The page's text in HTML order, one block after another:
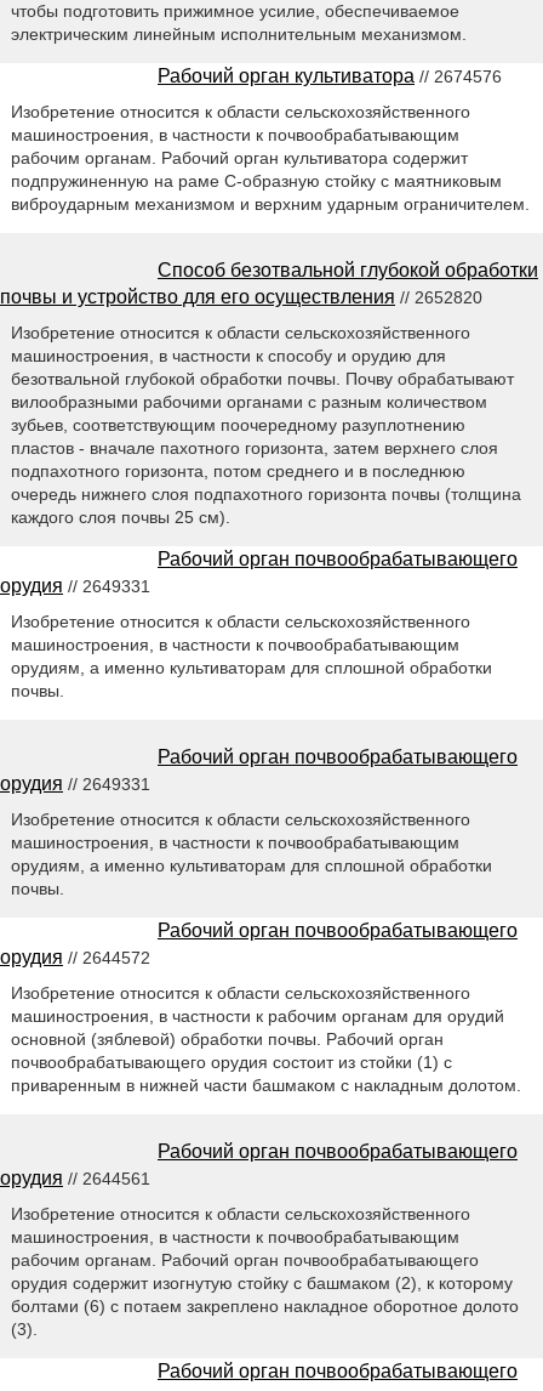
чтобы подготовить прижимное усилие, обеспечиваемое
электрическим линейным исполнительным механизмом.
Рабочий орган культиватора // 2674576
Изобретение относится к области сельскохозяйственного
машиностроения, в частности к почвообрабатывающим
рабочим органам. Рабочий орган культиватора содержит
подпружиненную на раме С-образную стойку с маятниковым
виброударным механизмом и верхним ударным ограничителем.
Способ безотвальной глубокой обработки
почвы и устройство для его осуществления // 2652820
Изобретение относится к области сельскохозяйственного
машиностроения, в частности к способу и орудию для
безотвальной глубокой обработки почвы. Почву обрабатывают
вилообразными рабочими органами с разным количеством
зубьев, соответствующим поочередному разуплотнению
пластов - вначале пахотного горизонта, затем верхнего слоя
подпахотного горизонта, потом среднего и в последнюю
очередь нижнего слоя подпахотного горизонта почвы (толщина
каждого слоя почвы 25 см).
Рабочий орган почвообрабатывающего
орудия // 2649331
Изобретение относится к области сельскохозяйственного
машиностроения, в частности к почвообрабатывающим
орудиям, а именно культиваторам для сплошной обработки
почвы.
Рабочий орган почвообрабатывающего
орудия // 2649331
Изобретение относится к области сельскохозяйственного
машиностроения, в частности к почвообрабатывающим
орудиям, а именно культиваторам для сплошной обработки
почвы.
Рабочий орган почвообрабатывающего
орудия // 2644572
Изобретение относится к области сельскохозяйственного
машиностроения, в частности к рабочим органам для орудий
основной (зяблевой) обработки почвы. Рабочий орган
почвообрабатывающего орудия состоит из стойки (1) с
приваренным в нижней части башмаком с накладным долотом.
Рабочий орган почвообрабатывающего
орудия // 2644561
Изобретение относится к области сельскохозяйственного
машиностроения, в частности к почвообрабатывающим
рабочим органам. Рабочий орган почвообрабатывающего
орудия содержит изогнутую стойку с башмаком (2), к которому
болтами (6) с потаем закреплено накладное оборотное долото
(3).
Рабочий орган почвообрабатывающего